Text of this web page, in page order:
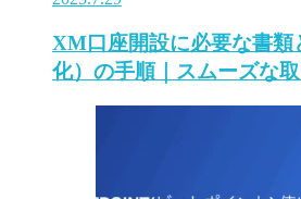
XM口座開設に必要な書類
化）の手順｜スムーズな